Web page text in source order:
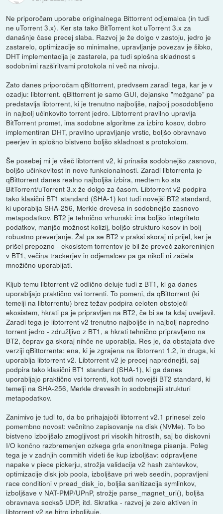
Ne priporočam uporabe originalnega Bittorrent odjemalca (in tudi
ne uTorrent 3.x). Ker sta tako BitTorrent kot uTorrent 3.x za
današnje čase precej slaba. Razvoj je že dolgo v zastoju, jedro je
zastarelo, optimizacije so minimalne, upravljanje povezav je šibko,
DHT implementacija je zastarela, pa tudi splošna skladnost s
sodobnimi razširitvami protokola ni več na nivoju.
Zato danes priporočam qBittorrent, predvsem zaradi tega, kar je v
ozadju: libtorrent. qBittorrent je samo GUI, dejansko "možgane" pa
predstavlja libtorrent, ki je trenutno najboljše, najbolj posodobljeno
in najbolj učinkovito torrent jedro. Libtorrent pravilno upravlja
BitTorrent promet, ima sodobne algoritme za izbiro kosov, dobro
implementiran DHT, pravilno upravljanje vrstic, boljšo obravnavo
peerjev in splošno bistveno boljšo skladnost s protokolom.
Še posebej mi je všeč libtorrent v2, ki prinaša sodobnejšo zasnovo,
boljšo učinkovitost in nove funkcionalnosti. Zaradi libtorrenta je
qBittorrent danes realno najboljša izbira, medtem ko sta
BitTorrent/uTorrent 3.x že dolgo za časom. Libtorrent v2 podpira
tako klasični BT1 standard (SHA-1) kot tudi novejši BT2 standard,
ki uporablja SHA-256, Merkle drevesa in sodobnejšo zasnovo
metapodatkov. BT2 je tehnično vrhunski: ima boljšo integriteto
podatkov, manjšo možnost kolizij, boljšo strukturo kosov in bolj
robustno preverjanje. Žal pa se BT2 v praksi skoraj ni prijel, ker je
prišel prepozno - ekosistem torrentov je bil že preveč zakoreninjen
v BT1, večina trackerjev in odjemalcev pa ga nikoli ni začela
množično uporabljati.
Kljub temu libtorrent v2 odlično deluje tudi z BT1, ki ga danes
uporabljajo praktično vsi torrenti. To pomeni, da qBittorrent (ki
temelji na libtorrentu) brez težav podpira celoten obstoječi
ekosistem, hkrati pa je pripravljen na BT2, če bi se ta kdaj uveljavil.
Zaradi tega je libtorrent v2 trenutno najboljše in najbolj napredno
torrent jedro - združljivo z BT1, a hkrati tehnično pripravljeno na
BT2, čeprav ga skoraj nihče ne uporablja. Res je, da obstajata dve
verziji qBittorrenta: ena, ki je zgrajena na libtorrent 1.2, in druga, ki
uporablja libtorrent v2. Libtorrent v2 je precej naprednejši, saj
podpira tako klasični BT1 standard (SHA-1), ki ga danes
uporabljajo praktično vsi torrenti, kot tudi novejši BT2 standard, ki
temelji na SHA-256, Merkle drevesih in sodobnejši strukturi
metapodatkov.
Zanimivo je tudi to, da bo prihajajoči libtorrent v2.1 prinesel zelo
pomembno novost: večnitno zapisovanje na disk (NVMe). To bo
bistveno izboljšalo zmogljivost pri visokih hitrostih, saj bo diskovni
I/O končno razbremenjen ozkega grla enonitnega pisanja. Poleg
tega je v zadnjih commitih videti še kup izboljšav: odpravljene
napake v piece pickerju, strožja validacija v2 hash zahtevkov,
optimizacije disk job poola, izboljšave pri web seedih, popravljeni
race conditioni v pread_disk_io, boljša sanitizacija symlinkov,
izboljšave v NAT-PMP/UPnP, strožje parse_magnet_uri(), boljša
obravnava socks5 UDP, itd. Skratka - razvoj je zelo aktiven in
libtorrent v2 se hitro izboljšuje.